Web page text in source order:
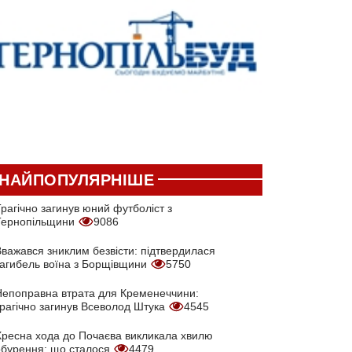
загинув юний футболіст з
9086
зниклим безвісти: підтвердилася
воїна з Борщівщини
5750
втрата для Кременеччини:
загинув Всеволод Штука
4545
хода до Почаєва викликала хвилю
що сталося
4479